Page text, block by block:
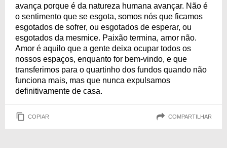
avança porque é da natureza humana avançar. Não é
o sentimento que se esgota, somos nós que ficamos
esgotados de sofrer, ou esgotados de esperar, ou
esgotados da mesmice. Paixão termina, amor não.
Amor é aquilo que a gente deixa ocupar todos os
nossos espaços, enquanto for bem-vindo, e que
transferimos para o quartinho dos fundos quando não
funciona mais, mas que nunca expulsamos
definitivamente de casa.
COPIAR COMPARTILHAR